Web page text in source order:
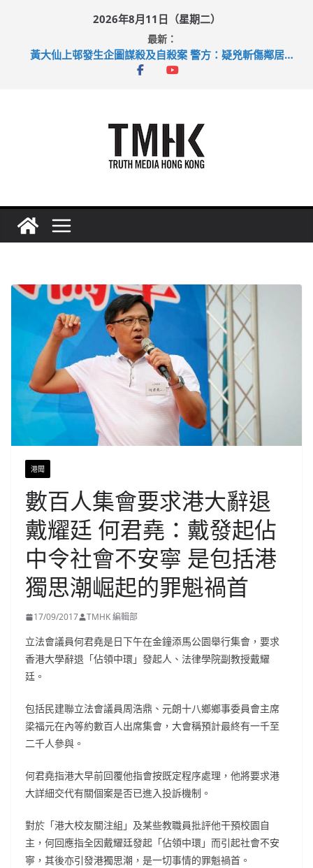
content
2026年8月11日（星期二）
最新：
拜仁熱身賽挫維拉 啟德主場館奪錦標
港聞
數百人集會要求港大辭退
戴耀廷 何君堯：戴發起佔
中令社會不安寧 是包括港
獨思潮崛起的罪魁禍首
17/09/2017 TMHK 編輯部
立法會議員何君堯是日下午在金鐘添馬公園舉行集會，要求
香港大學辭退「佔領中環」發起人、法律學院副教授戴耀
廷。
包括民建聯立法會議員周浩鼎、元朗十八鄉鄉事委員會主席
梁福元在內等約數百人出席集會，大會稱預計最終有一千至
二千人參與。
何君堯指港大早前回覆他指會按既定程序處理，他將要求港
大詳細交代有關個案是否已進入投訴機制。
對於「港大校友關注組」及某些教職員批評他干預校園自
主，何回應指全因戴耀廷發起「佔領中環」而引起社會不安
寧，其後亦引發港獨思潮，是一切事情的罪魁禍首。